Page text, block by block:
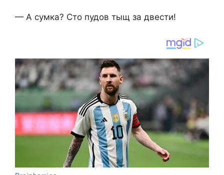
— А сумка? Сто пудов тыщ за двести!